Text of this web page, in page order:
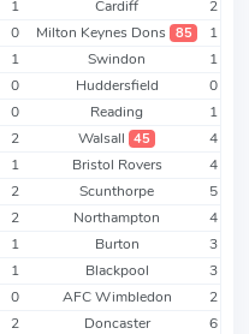
1 Cardiff 2
0 Milton Keynes Dons 85 1
1 Swindon 1
0 Huddersfield 0
0 Reading 1
2 Walsall 45 4
1 Bristol Rovers 4
2 Scunthorpe 5
2 Northampton 4
1 Burton 3
1 Blackpool 3
0 AFC Wimbledon 2
2 Doncaster 6